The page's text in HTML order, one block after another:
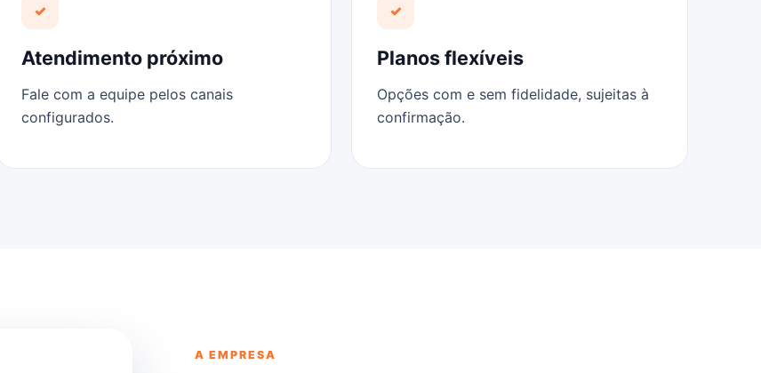
✓
Atendimento próximo
Fale com a equipe pelos canais
configurados.
✓
Planos flexíveis
Opções com e sem fidelidade, sujeitas à
confirmação.
A EMPRESA